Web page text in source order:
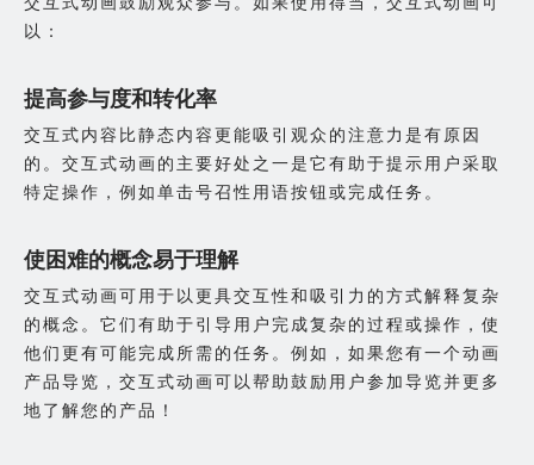
以：
提高参与度和转化率
交互式内容比静态内容更能吸引观众的注意力是有原因
的。交互式动画的主要好处之一是它有助于提示用户采取
特定操作，例如单击号召性用语按钮或完成任务。
使困难的概念易于理解
交互式动画可用于以更具交互性和吸引力的方式解释复杂
的概念。它们有助于引导用户完成复杂的过程或操作，使
他们更有可能完成所需的任务。例如，如果您有一个动画
产品导览，交互式动画可以帮助鼓励用户参加导览并更多
地了解您的产品！